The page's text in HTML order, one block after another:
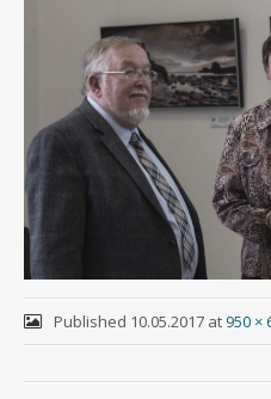
Published 10.05.2017at950 ×